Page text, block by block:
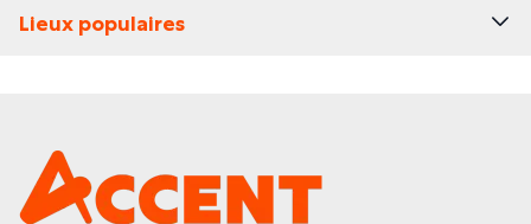
Lieux populaires